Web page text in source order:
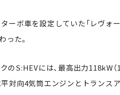
ーボ車を設定していた「レヴォ
った。
のS:HEVには、最高出力118kW
対向4気筒エンジンとトランス